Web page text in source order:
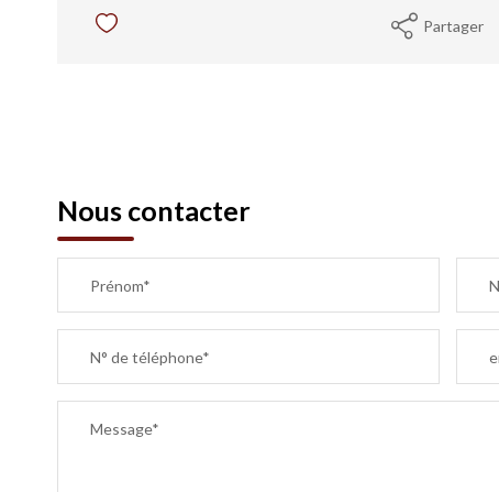
Partager
Nous contacter
Prénom*
N° de téléphone*
Message*